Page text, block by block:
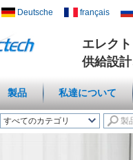
エレク
供給設
Deutsche français
製品 私達について
すべてのカテゴリ